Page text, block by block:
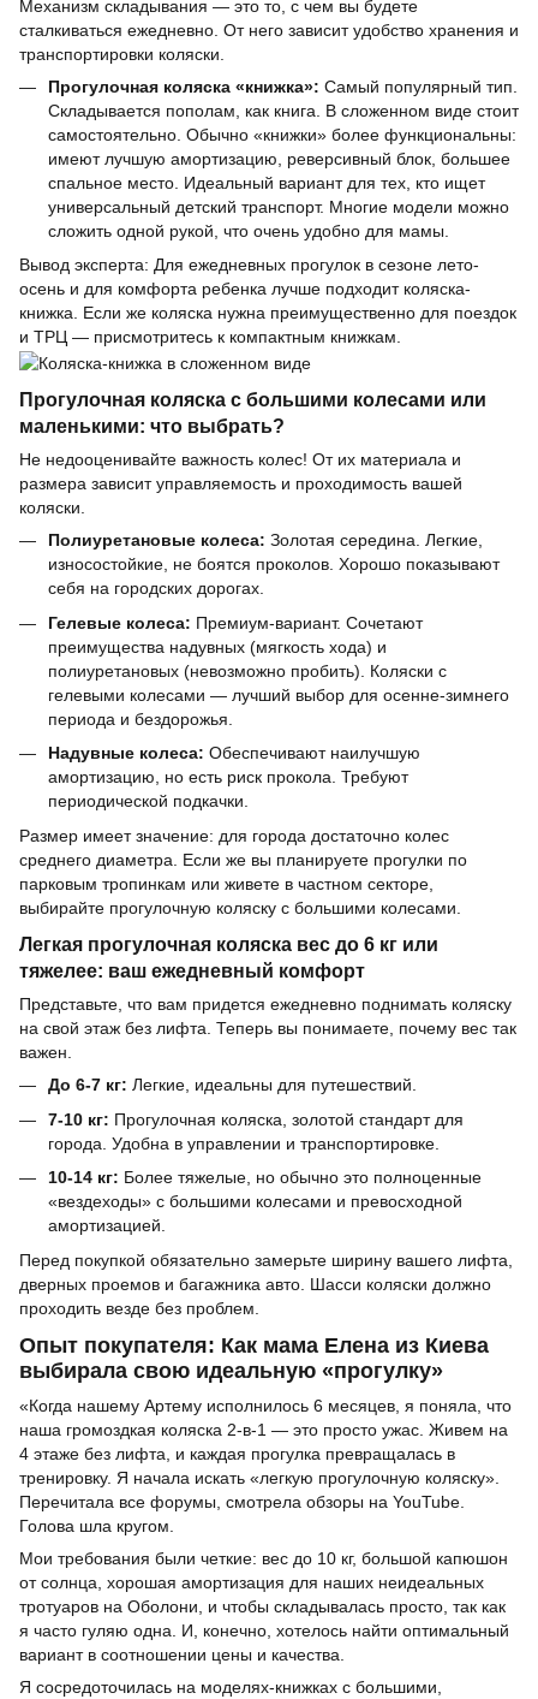
Механизм складывания — это то, с чем вы будете
сталкиваться ежедневно. От него зависит удобство хранения и
транспортировки коляски.
Прогулочная коляска «книжка»: Самый популярный тип.
Складывается пополам, как книга. В сложенном виде стоит
самостоятельно. Обычно «книжки» более функциональны:
имеют лучшую амортизацию, реверсивный блок, большее
спальное место. Идеальный вариант для тех, кто ищет
универсальный детский транспорт. Многие модели можно
сложить одной рукой, что очень удобно для мамы.
Вывод эксперта: Для ежедневных прогулок в сезоне лето-
осень и для комфорта ребенка лучше подходит коляска-
книжка. Если же коляска нужна преимущественно для поездок
и ТРЦ — присмотритесь к компактным книжкам.
Прогулочная коляска с большими колесами или
маленькими: что выбрать?
Не недооценивайте важность колес! От их материала и
размера зависит управляемость и проходимость вашей
коляски.
Полиуретановые колеса: Золотая середина. Легкие,
износостойкие, не боятся проколов. Хорошо показывают
себя на городских дорогах.
Гелевые колеса: Премиум-вариант. Сочетают
преимущества надувных (мягкость хода) и
полиуретановых (невозможно пробить). Коляски с
гелевыми колесами — лучший выбор для осенне-зимнего
периода и бездорожья.
Надувные колеса: Обеспечивают наилучшую
амортизацию, но есть риск прокола. Требуют
периодической подкачки.
Размер имеет значение: для города достаточно колес
среднего диаметра. Если же вы планируете прогулки по
парковым тропинкам или живете в частном секторе,
выбирайте прогулочную коляску с большими колесами.
Легкая прогулочная коляска вес до 6 кг или
тяжелее: ваш ежедневный комфорт
Представьте, что вам придется ежедневно поднимать коляску
на свой этаж без лифта. Теперь вы понимаете, почему вес так
важен.
До 6-7 кг: Легкие, идеальны для путешествий.
7-10 кг: Прогулочная коляска, золотой стандарт для
города. Удобна в управлении и транспортировке.
10-14 кг: Более тяжелые, но обычно это полноценные
«вездеходы» с большими колесами и превосходной
амортизацией.
Перед покупкой обязательно замерьте ширину вашего лифта,
дверных проемов и багажника авто. Шасси коляски должно
проходить везде без проблем.
Опыт покупателя: Как мама Елена из Киева
выбирала свою идеальную «прогулку»
«Когда нашему Артему исполнилось 6 месяцев, я поняла, что
наша громоздкая коляска 2-в-1 — это просто ужас. Живем на
4 этаже без лифта, и каждая прогулка превращалась в
тренировку. Я начала искать «легкую прогулочную коляску».
Перечитала все форумы, смотрела обзоры на YouTube.
Голова шла кругом.
Мои требования были четкие: вес до 10 кг, большой капюшон
от солнца, хорошая амортизация для наших неидеальных
тротуаров на Оболони, и чтобы складывалась просто, так как
я часто гуляю одна. И, конечно, хотелось найти оптимальный
вариант в соотношении цены и качества.
Я сосредоточилась на моделях-книжках с большими,